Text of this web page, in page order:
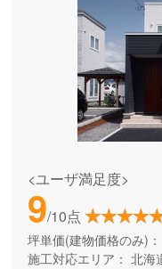
<ユーザ満足度>
9/10点
坪単価(建物価格のみ)：
施工対応エリア： 北海